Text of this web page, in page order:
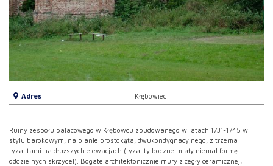
Adres Kłębowiec
Ruiny zespołu pałacowego w Kłębowcu zbudowanego w latach 1731-1745 w
stylu barokowym, na planie prostokąta, dwukondygnacyjnego, z trzema
ryzalitami na dłuższych elewacjach (ryzality boczne miały niemal formę
oddzielnych skrzydeł). Bogate architektonicznie mury z cegły ceramicznej,